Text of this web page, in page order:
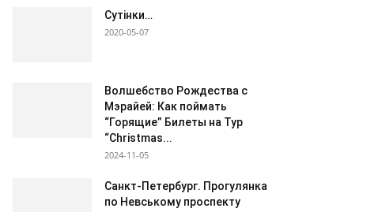
Сутінки…
2020-05-07
Волшебство Рождества с
Мэрайей: Как поймать
“Горящие” Билеты на Тур
“Christmas...
2024-11-05
Санкт-Петербург. Прогулянка
по Невському проспекту